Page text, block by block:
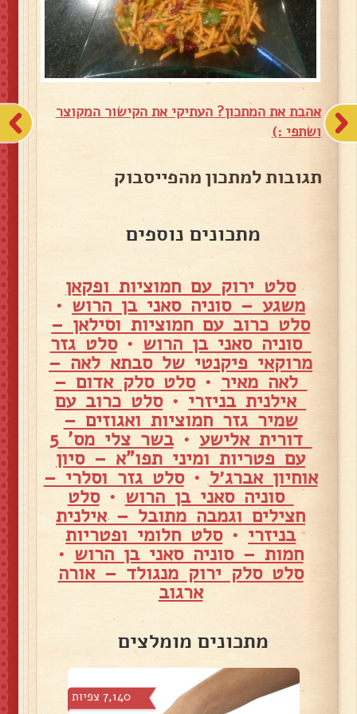
אהבת את המתכון? העתיקי את הקישור המקוצר
ושתפי :)
תגובות למתכון מהפייסבוק
מתכונים נוספים
סלט ירוק עם חמוציות ופקאן
משגע – סוניה סאני בן הרוש •
סלט כרוב עם חמוציות וסילאן –
סוניה סאני בן הרוש •סלט גזר
מרוקאי פיקנטי של סבתא לאה –
לאה מאיר •סלט סלק אדום –
אילנית בניזרי •סלט כרוב עם
שמיר גזר חמוציות ואגוזים –
דורית אלישע • בשר צלי מס' 5
עם פטריות ומיני תפו"א – סיון
אוחיון אברג׳ל•סלט גזר וסלרי –
סוניה סאני בן הרוש •סלט
חצילים וגמבה מתובל – אילנית
בניזרי •סלט חלומי ופטריות
חמות – סוניה סאני בן הרוש •
סלט סלק ירוק מנגולד – אורה
ארגוב
מתכונים מומלצים
7,140 צפיות